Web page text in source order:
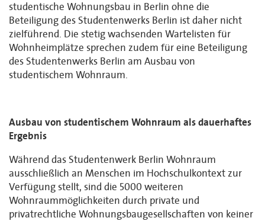
studentische Wohnungsbau in Berlin ohne die
Beteiligung des Studentenwerks Berlin ist daher nicht
zielführend. Die stetig wachsenden Wartelisten für
Wohnheimplätze sprechen zudem für eine Beteiligung
des Studentenwerks Berlin am Ausbau von
studentischem Wohnraum.
Ausbau von studentischem Wohnraum als dauerhaftes
Ergebnis
Während das Studentenwerk Berlin Wohnraum
ausschließlich an Menschen im Hochschulkontext zur
Verfügung stellt, sind die 5000 weiteren
Wohnraummöglichkeiten durch private und
privatrechtliche Wohnungsbaugesellschaften von keiner